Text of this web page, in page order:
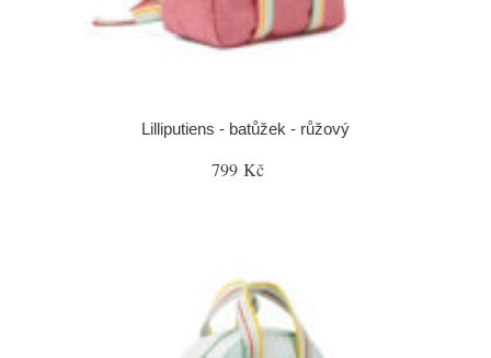
Lilliputiens - batůžek - růžový
799 Kč